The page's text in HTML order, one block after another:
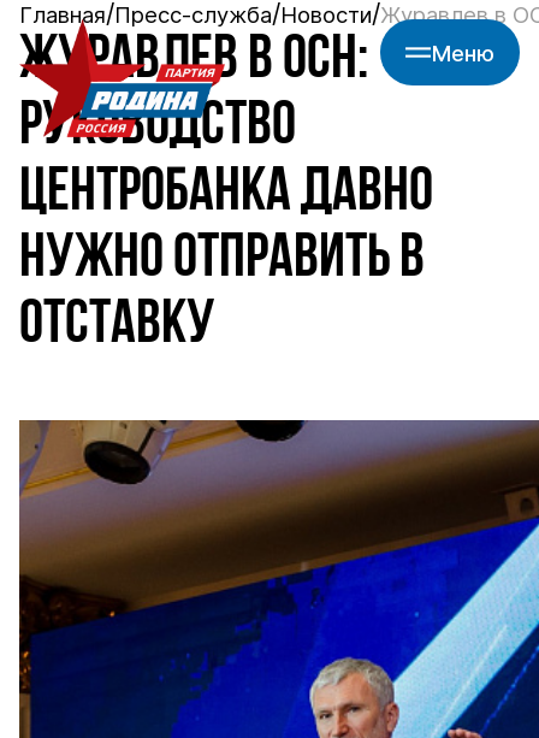
Меню
Главная Пресс-служба Новости Журавлев в
ЖУРАВЛЕВ В ОСН:
РУКОВОДСТВО
ЦЕНТРОБАНКА ДАВНО
НУЖНО ОТПРАВИТЬ В
ОТСТАВКУ